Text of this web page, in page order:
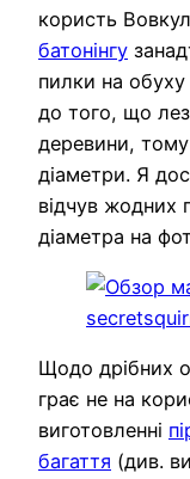
користь
батонінгу
пилки на
до того, що
деревини,
діаметри. Я
відчув жодних
діаметра на
Щодо дрібних
грає не на
виготовленні
багаття (див.